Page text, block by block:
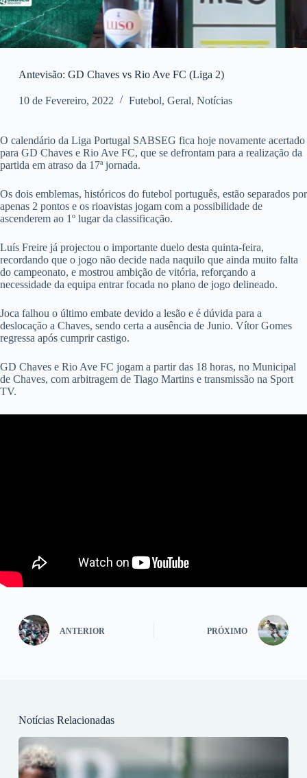
Antevisão: GD Chaves vs Rio Ave FC (Liga 2)
10 de Fevereiro, 2022 Futebol, Geral, Notícias
O calendário da Liga Portugal SABSEG fica hoje novamente acertado
para GD Chaves e Rio Ave FC, que se defrontam para a realização da
partida em atraso da 17ª jornada.
Os dois emblemas, históricos do futebol português, estão separados por
apenas 2 pontos e os rioavistas jogam com a possibilidade de
ascenderem ao 1º lugar da classificação.
Luís Freire já projectou o importante duelo desta quinta-feira,
recordando que o jogo não decide nada naquilo que ainda muito falta
do campeonato, e mostrou ambição de vitória, reforçando a
necessidade da equipa entrar focada no plano de jogo delineado.
Joca falhou o último embate devido a lesão e é dúvida para a
deslocação a Chaves, sendo certa a ausência de Junio. Vítor Gomes
regressa após cumprir castigo.
GD Chaves e Rio Ave FC jogam a partir das 18 horas, no Municipal
de Chaves, com arbitragem de Tiago Martins e transmissão na Sport
TV.
ANTERIOR PRÓXIMO
Notícias Relacionadas